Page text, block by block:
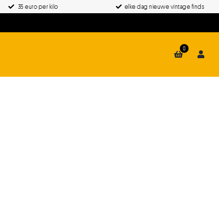
35 euro per kilo elke dag nieuwe vintage finds
0